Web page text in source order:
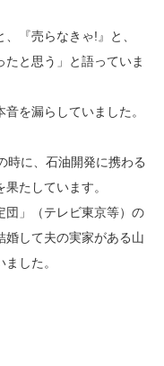
『売らなきゃ!』と、
と思う」と語っていま
を漏らしていました。
時に、石油開発に携わる
たしています。
団」（テレビ東京等）の
婚して夫の実家がある山
した。